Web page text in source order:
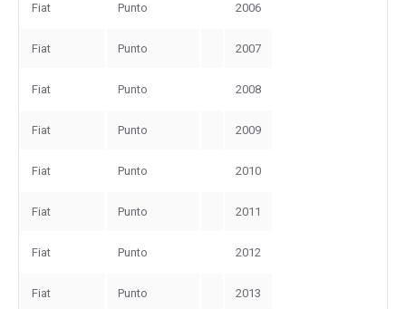
Fiat Punto 2006
Fiat Punto 2007
Fiat Punto 2008
Fiat Punto 2009
Fiat Punto 2010
Fiat Punto 2011
Fiat Punto 2012
Fiat Punto 2013